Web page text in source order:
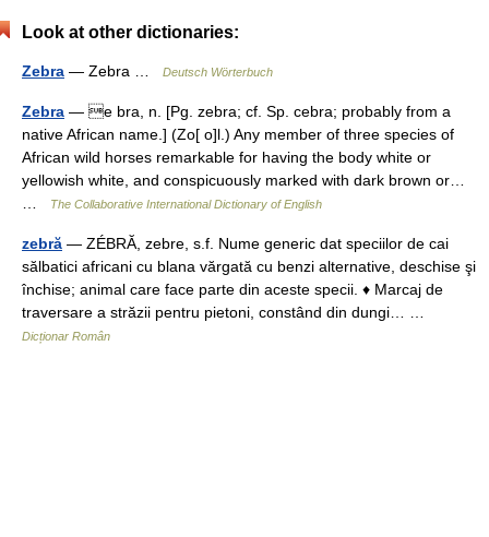
Look at other dictionaries:
Zebra — Zebra … Deutsch Wörterbuch
Zebra — e bra, n. [Pg. zebra; cf. Sp. cebra; probably from a
native African name.] (Zo[ o]l.) Any member of three species of
African wild horses remarkable for having the body white or
yellowish white, and conspicuously marked with dark brown or…
The Collaborative International Dictionary of English
zebră — ZÉBRĂ, zebre, s.f. Nume generic dat speciilor de cai
sălbatici africani cu blana vărgată cu benzi alternative, deschise şi
închise; animal care face parte din aceste specii. ♦ Marcaj de
traversare a străzii pentru pietoni, constând din dungi… …
Dicționar Român